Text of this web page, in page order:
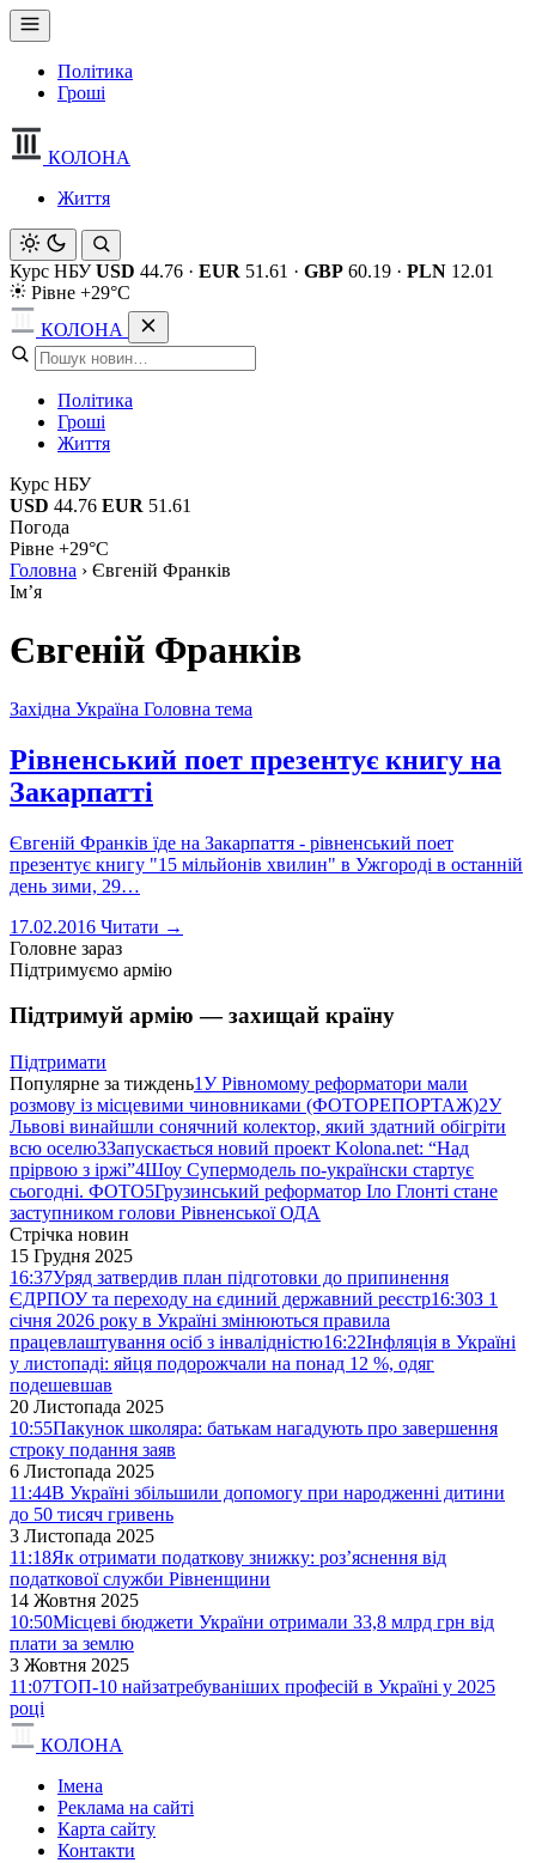
Політика
Гроші
КОЛОНА
Життя
Курс НБУ USD 44.76 · EUR 51.61 · GBP 60.19 · PLN 12.01
Рівне +29°C
КОЛОНА
Політика
Гроші
Життя
Курс НБУ
USD 44.76 EUR 51.61
Погода
Рівне +29°C
Головна › Євгеній Франків
Імʼя
Євгеній Франків
Західна Україна Головна тема
Рівненський поет презентує книгу на
Закарпатті
Євгеній Франків їде на Закарпаття - рівненський поет
презентує книгу "15 мільйонів хвилин" в Ужгороді в останній
день зими, 29…
17.02.2016 Читати →
Головне зараз
Підтримуємо армію
Підтримуй армію — захищай країну
Підтримати
Популярне за тиждень1У Рівномому реформатори мали
розмову із місцевими чиновниками (ФОТОРЕПОРТАЖ)2У
Львові винайшли сонячний колектор, який здатний обігріти
всю оселю3Запускається новий проект Kolona.net: “Над
прірвою з іржі”4Шоу Супермодель по-українски стартує
сьогодні. ФОТО5Грузинський реформатор Іло Глонті стане
заступником голови Рівненської ОДА
Стрічка новин
15 Грудня 2025
16:37Уряд затвердив план підготовки до припинення
ЄДРПОУ та переходу на єдиний державний реєстр16:30З 1
січня 2026 року в Україні змінюються правила
працевлаштування осіб з інвалідністю16:22Інфляція в Україні
у листопаді: яйця подорожчали на понад 12 %, одяг
подешевшав
20 Листопада 2025
10:55Пакунок школяра: батькам нагадують про завершення
строку подання заяв
6 Листопада 2025
11:44В Україні збільшили допомогу при народженні дитини
до 50 тисяч гривень
3 Листопада 2025
11:18Як отримати податкову знижку: роз’яснення від
податкової служби Рівненщини
14 Жовтня 2025
10:50Місцеві бюджети України отримали 33,8 млрд грн від
плати за землю
3 Жовтня 2025
11:07ТОП-10 найзатребуваніших професій в Україні у 2025
році
КОЛОНА
Імена
Реклама на сайті
Карта сайту
Контакти